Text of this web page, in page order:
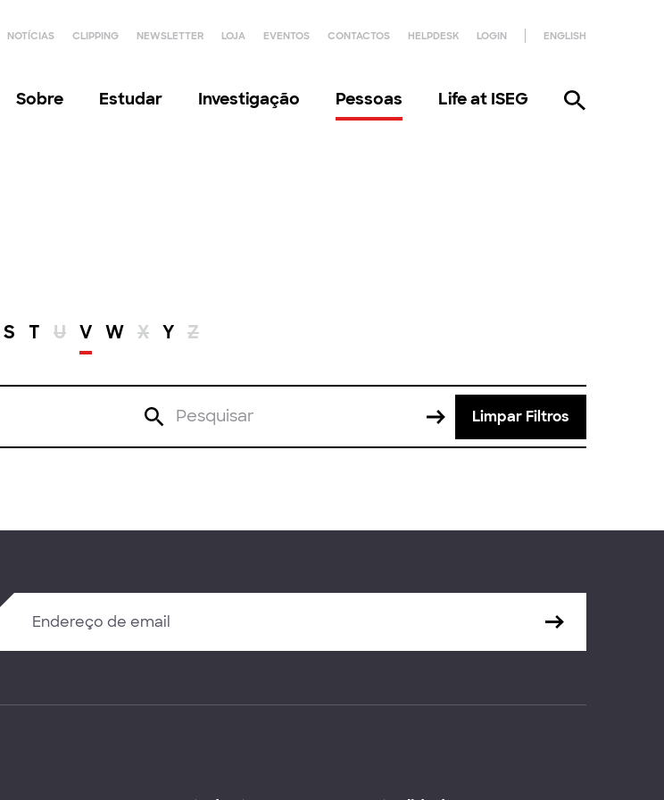
NOTÍCIAS CLIPPING NEWSLETTER LOJA EVENTOS CONTACTOS HELPDESK LOGIN ENGLISH
Sobre Estudar Investigação Pessoas Life at ISEG
S T U V W X Y Z
Limpar Filtros